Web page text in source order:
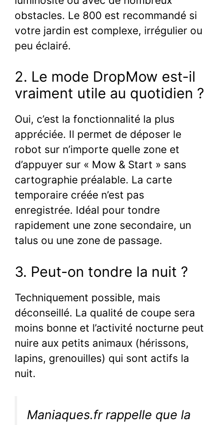
obstacles. Le 800 est recommandé si
votre jardin est complexe, irrégulier ou
peu éclairé.
2. Le mode DropMow est-il
vraiment utile au quotidien ?
Oui, c’est la fonctionnalité la plus
appréciée. Il permet de déposer le
robot sur n’importe quelle zone et
d’appuyer sur « Mow & Start » sans
cartographie préalable. La carte
temporaire créée n’est pas
enregistrée. Idéal pour tondre
rapidement une zone secondaire, un
talus ou une zone de passage.
3. Peut-on tondre la nuit ?
Techniquement possible, mais
déconseillé. La qualité de coupe sera
moins bonne et l’activité nocturne peut
nuire aux petits animaux (hérissons,
lapins, grenouilles) qui sont actifs la
nuit.
Maniaques.fr rappelle que la